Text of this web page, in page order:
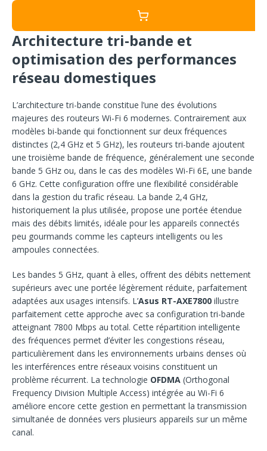
Architecture tri-bande et
optimisation des performances
réseau domestiques
L’architecture tri-bande constitue l’une des évolutions
majeures des routeurs Wi-Fi 6 modernes. Contrairement aux
modèles bi-bande qui fonctionnent sur deux fréquences
distinctes (2,4 GHz et 5 GHz), les routeurs tri-bande ajoutent
une troisième bande de fréquence, généralement une seconde
bande 5 GHz ou, dans le cas des modèles Wi-Fi 6E, une bande
6 GHz. Cette configuration offre une flexibilité considérable
dans la gestion du trafic réseau. La bande 2,4 GHz,
historiquement la plus utilisée, propose une portée étendue
mais des débits limités, idéale pour les appareils connectés
peu gourmands comme les capteurs intelligents ou les
ampoules connectées.
Les bandes 5 GHz, quant à elles, offrent des débits nettement
supérieurs avec une portée légèrement réduite, parfaitement
adaptées aux usages intensifs. L’Asus RT-AXE7800 illustre
parfaitement cette approche avec sa configuration tri-bande
atteignant 7800 Mbps au total. Cette répartition intelligente
des fréquences permet d’éviter les congestions réseau,
particulièrement dans les environnements urbains denses où
les interférences entre réseaux voisins constituent un
problème récurrent. La technologie OFDMA (Orthogonal
Frequency Division Multiple Access) intégrée au Wi-Fi 6
améliore encore cette gestion en permettant la transmission
simultanée de données vers plusieurs appareils sur un même
canal.